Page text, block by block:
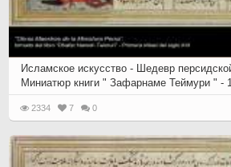
Исламское искусство - Шедевр
Миниатюр книги " Зафарнаме Теймури " -
2334 7 0